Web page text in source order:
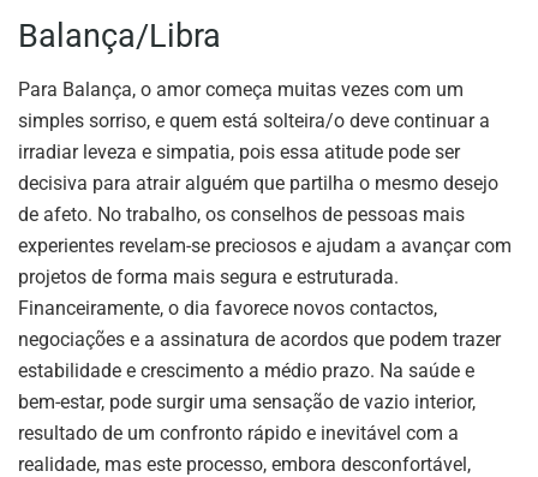
Balança/Libra
Para Balança, o amor começa muitas vezes com um
simples sorriso, e quem está solteira/o deve continuar a
irradiar leveza e simpatia, pois essa atitude pode ser
decisiva para atrair alguém que partilha o mesmo desejo
de afeto. No trabalho, os conselhos de pessoas mais
experientes revelam-se preciosos e ajudam a avançar com
projetos de forma mais segura e estruturada.
Financeiramente, o dia favorece novos contactos,
negociações e a assinatura de acordos que podem trazer
estabilidade e crescimento a médio prazo. Na saúde e
bem-estar, pode surgir uma sensação de vazio interior,
resultado de um confronto rápido e inevitável com a
realidade, mas este processo, embora desconfortável,